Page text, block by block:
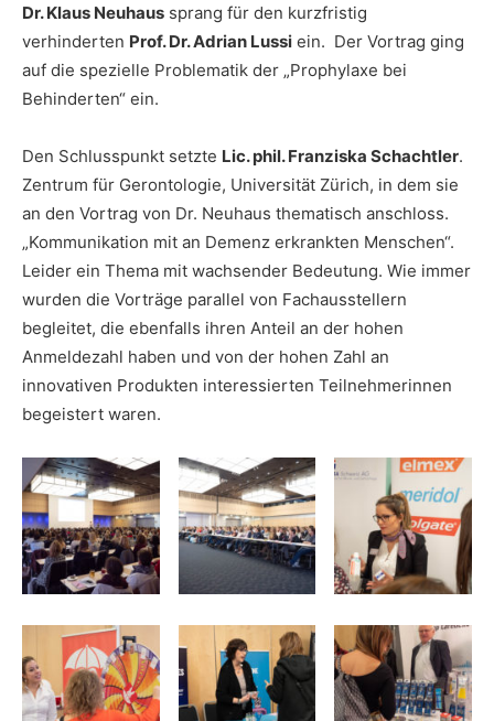
Dr. Klaus Neuhaus sprang für den kurzfristig
verhinderten Prof. Dr. Adrian Lussi ein. Der Vortrag ging
auf die spezielle Problematik der „Prophylaxe bei
Behinderten“ ein.
Den Schlusspunkt setzte Lic. phil. Franziska Schachtler.
Zentrum für Gerontologie, Universität Zürich, in dem sie
an den Vortrag von Dr. Neuhaus thematisch anschloss.
„Kommunikation mit an Demenz erkrankten Menschen“.
Leider ein Thema mit wachsender Bedeutung. Wie immer
wurden die Vorträge parallel von Fachausstellern
begleitet, die ebenfalls ihren Anteil an der hohen
Anmeldezahl haben und von der hohen Zahl an
innovativen Produkten interessierten Teilnehmerinnen
begeistert waren.